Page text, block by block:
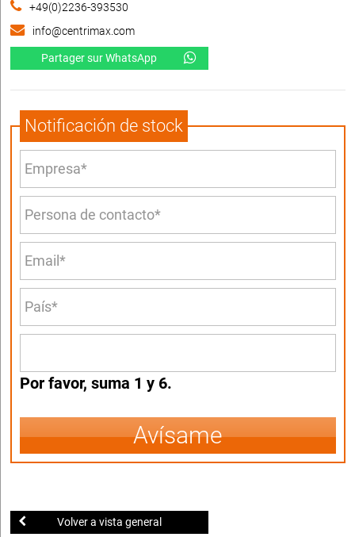
+49(0)2236-393530
info@centrimax.com
Partager sur WhatsApp
Notificación de stock
Por favor, suma 1 y 6.
Avísame
Volver a vista general